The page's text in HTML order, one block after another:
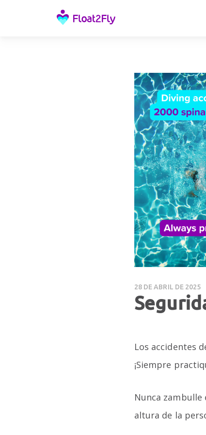
28 DE ABRIL DE 2025
Los accidentes
¡Siempre
Nunca
altura de la